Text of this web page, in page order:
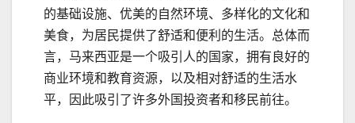
的基础设施、优美的自然环境、多样化的文化和
美食，为居民提供了舒适和便利的生活。总体而
言，马来西亚是一个吸引人的国家，拥有良好的
商业环境和教育资源，以及相对舒适的生活水
平，因此吸引了许多外国投资者和移民前往。